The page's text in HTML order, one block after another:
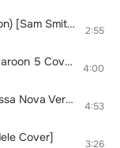
Stay with Me (Relaxing Piano Version) [Sam Smith Cover] 2:55
Sugar (Relaxing Chillout Version) [Maroon 5 Cover] 4:00
Ghostbusters (Theme) [Relaxing Bossa Nova Version] [Ray Parker Jr. Cover] 4:53
Cover] 3:26